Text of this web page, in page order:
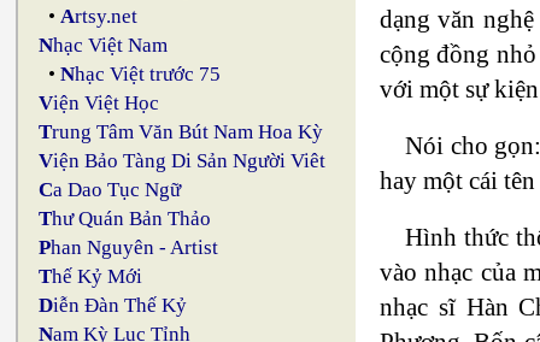
•Artsy.net
Nhạc Việt Nam
•Nhạc Việt trước 75
Viện Việt Học
Trung Tâm Văn Bút Nam Hoa Kỳ
Viện Bảo Tàng Di Sản Người Viêt
Ca Dao Tục Ngữ
Thư Quán Bản Thảo
Phan Nguyên - Artist
Thế Kỷ Mới
Diễn Đàn Thế Kỷ
Nam Kỳ Lục Tỉnh
dạng văn
cộng đồng
với một sự
Nói cho
hay một cái
Hình thức
vào nhạc của
nhạc sĩ Hàn